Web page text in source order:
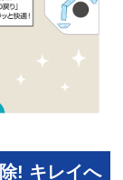
! キレイへ